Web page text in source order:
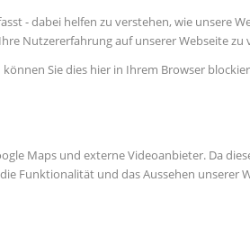
- dabei helfen zu verstehen, wie
Nutzererfahrung auf unserer Webseite zu
Sie dies hier in Ihrem Browser
Maps und externe Videoanbieter. Da
Funktionalität und das Aussehen